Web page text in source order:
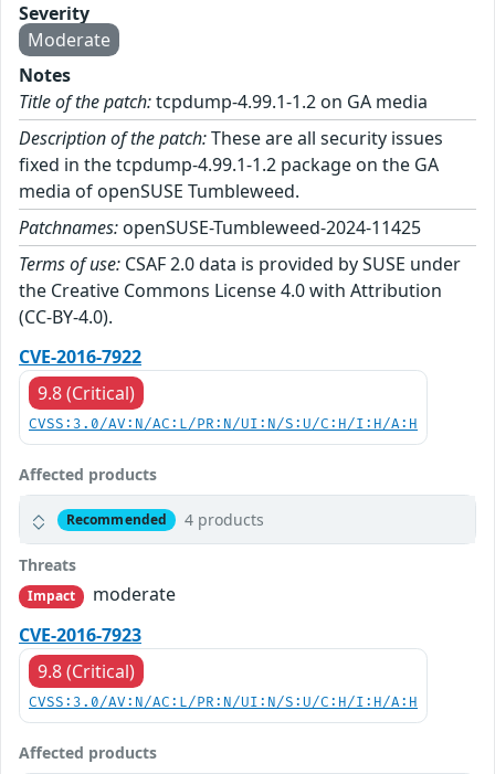
Severity
Moderate
Notes
Title of the patch:tcpdump-4.99.1-1.2 on GA media
Description of the patch:These are all security issues
fixed in the tcpdump-4.99.1-1.2 package on the GA
media of openSUSE Tumbleweed.
Patchnames: openSUSE-Tumbleweed-2024-11425
Terms of use: CSAF 2.0 data is provided by SUSE under
the Creative Commons License 4.0 with Attribution
(CC-BY-4.0).
CVE-2016-7922
9.8 (Critical)
CVSS:3.0/AV:N/AC:L/PR:N/UI:N/S:U/C:H/I:H/A:H
Affected products
Recommended 4 products
Threats
Impact
moderate
CVE-2016-7923
9.8 (Critical)
CVSS:3.0/AV:N/AC:L/PR:N/UI:N/S:U/C:H/I:H/A:H
Affected products